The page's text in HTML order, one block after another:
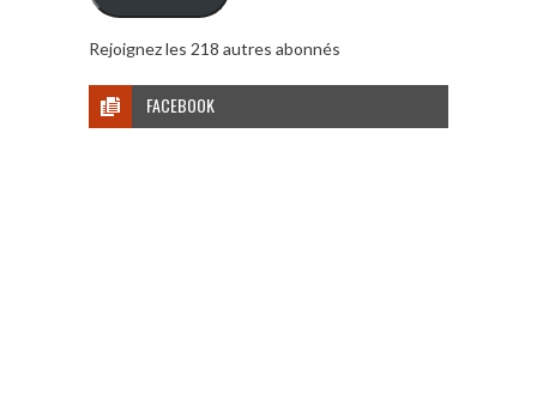
Rejoignez les 218 autres abonnés
FACEBOOK